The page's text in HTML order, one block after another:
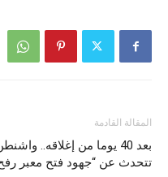
المقالة القادمة
بعد 40 يوما من إغلاقه..
تتحدث عن “جهود فتح معبر